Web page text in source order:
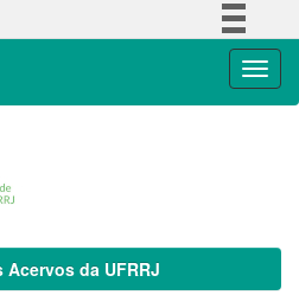
da UFRRJ